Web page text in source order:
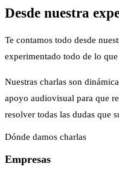
Desde nuestra
Te contamos todo desde
experimentado todo de lo
Nuestras charlas son
apoyo audiovisual para que
resolver todas las dudas que
Dónde damos charlas
Empresas